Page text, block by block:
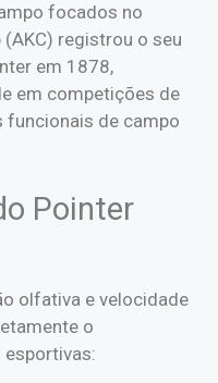
focados no
(AKC) registrou o seu
em 1878,
em competições de
de campo
Pointer
olfativa e velocidade
o